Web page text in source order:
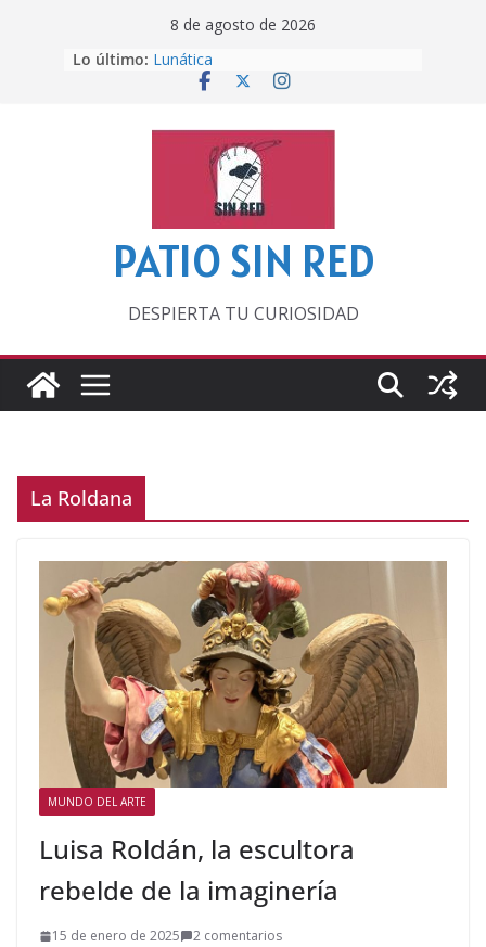
8 de agosto de 2026
Lo último: Lunática
Pero, hasta entonces…
‘La broma infinita’ de recomendar
lecturas veraniegas
Otra del Mundial
PATIO SIN RED
DESPIERTA TU CURIOSIDAD
La Roldana
MUNDO DEL ARTE
Luisa Roldán, la escultora
rebelde de la imaginería
15 de enero de 2025
2 comentarios